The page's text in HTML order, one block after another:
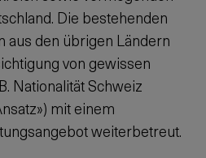
Die bestehenden
aus den übrigen Ländern
von gewissen
Nationalität Schweiz
mit einem
weiterbetreut.